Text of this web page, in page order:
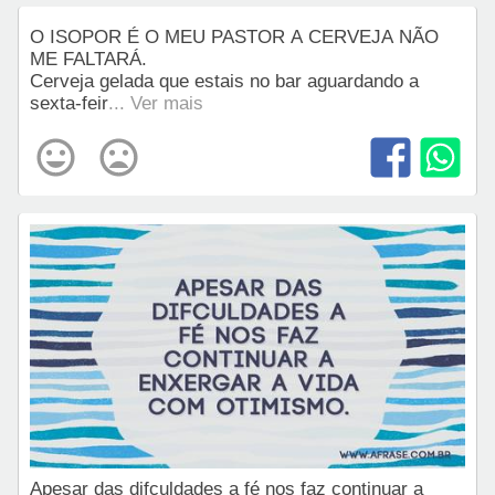
O ISOPOR É O MEU PASTOR A CERVEJA NÃO
ME FALTARÁ.
Cerveja gelada que estais no bar aguardando a
sexta-feir... Ver mais
Apesar das difculdades a fé nos faz continuar a